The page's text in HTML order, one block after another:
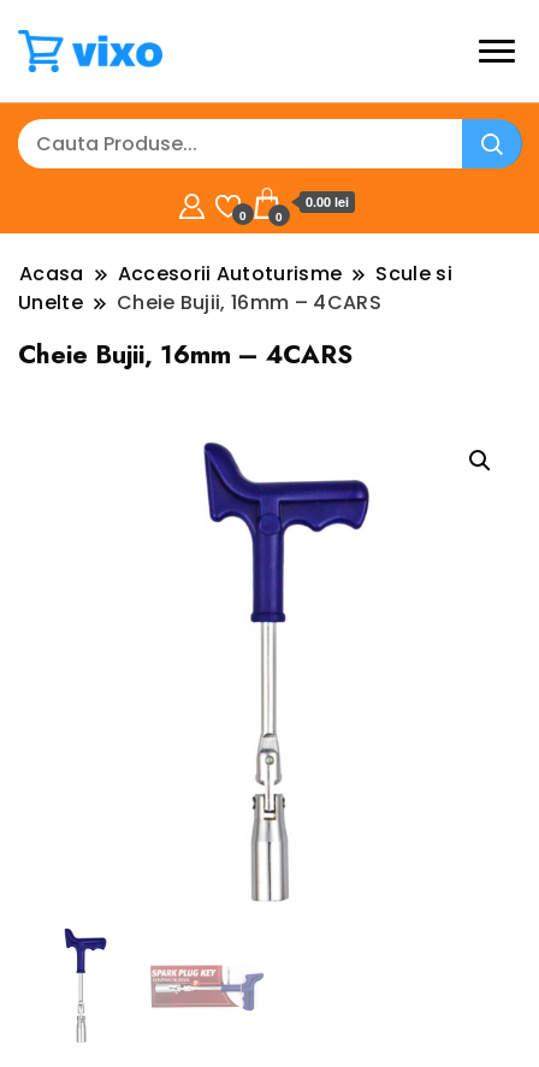
0 0
0.00 lei
Acasa Accesorii Autoturisme
Scule si
Unelte
Cheie Bujii, 16mm – 4CARS
Cheie Bujii, 16mm – 4CARS